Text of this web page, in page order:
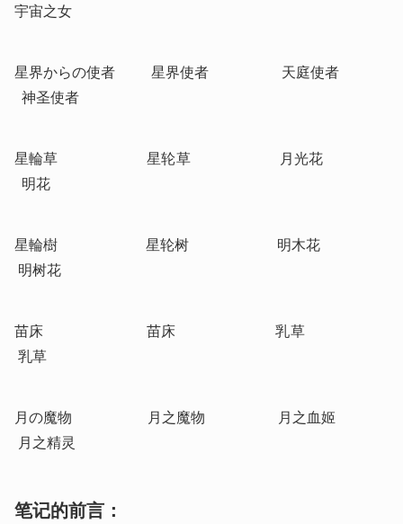
宇宙之女
星界からの使者          星界使者                    天庭使者
神圣使者
星輪草                        星轮草                        月光花
明花
星輪樹                        星轮树                        明木花
明树花
苗床                            苗床                           乳草
乳草
月の魔物                     月之魔物                    月之血姬
月之精灵
笔记的前言：